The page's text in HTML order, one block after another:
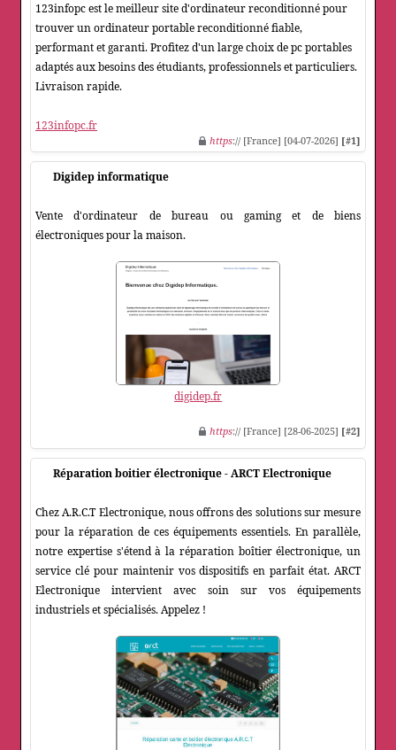
123infopc est le meilleur site d'ordinateur reconditionné pour
trouver un ordinateur portable reconditionné fiable,
performant et garanti. Profitez d'un large choix de pc portables
adaptés aux besoins des étudiants, professionnels et particuliers.
Livraison rapide.
123infopc.fr
https:// [France] [04-07-2026] [#1]
Digidep informatique
Vente d'ordinateur de bureau ou gaming et de biens
électroniques pour la maison.
digidep.fr
https:// [France] [28-06-2025] [#2]
Réparation boitier électronique - ARCT Electronique
Chez A.R.C.T Electronique, nous offrons des solutions sur mesure
pour la réparation de ces équipements essentiels. En parallèle,
notre expertise s'étend à la réparation boîtier électronique, un
service clé pour maintenir vos dispositifs en parfait état. ARCT
Electronique intervient avec soin sur vos équipements
industriels et spécialisés. Appelez !